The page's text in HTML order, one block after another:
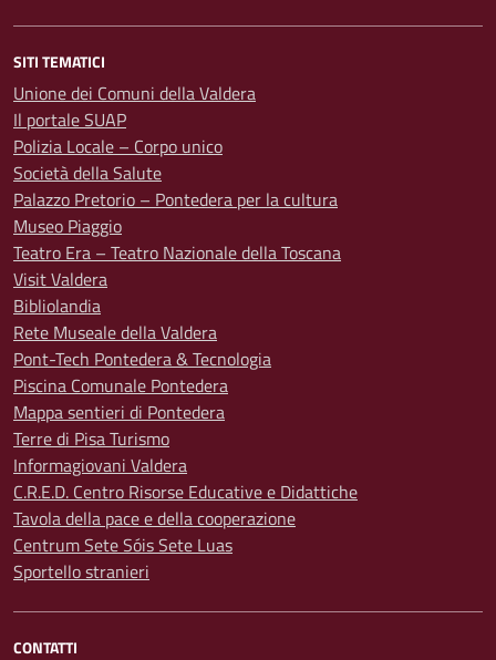
SITI TEMATICI
Unione dei Comuni della Valdera
Il portale SUAP
Polizia Locale – Corpo unico
Società della Salute
Palazzo Pretorio – Pontedera per la cultura
Museo Piaggio
Teatro Era – Teatro Nazionale della Toscana
Visit Valdera
Bibliolandia
Rete Museale della Valdera
Pont-Tech Pontedera & Tecnologia
Piscina Comunale Pontedera
Mappa sentieri di Pontedera
Terre di Pisa Turismo
Informagiovani Valdera
C.R.E.D. Centro Risorse Educative e Didattiche
Tavola della pace e della cooperazione
Centrum Sete Sóis Sete Luas
Sportello stranieri
CONTATTI